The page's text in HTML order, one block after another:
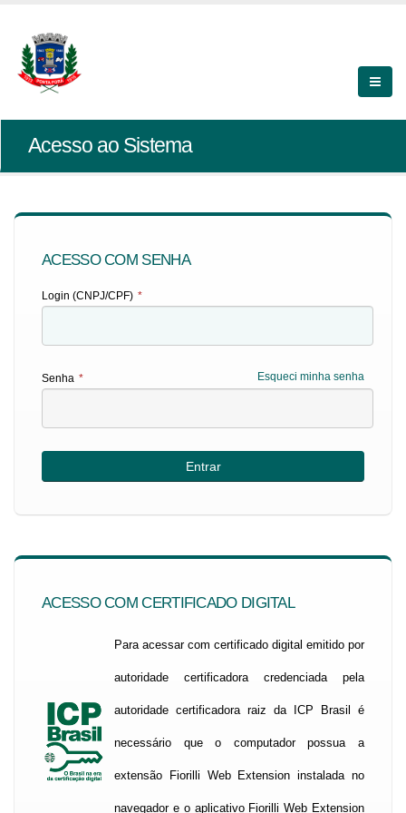
Acesso ao Sistema
ACESSO COM SENHA
Login (CNPJ/CPF) *
Esqueci minha senha
Senha *
ACESSO COM CERTIFICADO DIGITAL
Para acessar com certificado digital emitido por
autoridade certificadora credenciada pela
autoridade certificadora raiz da ICP Brasil é
necessário que o computador possua a
extensão Fiorilli Web Extension instalada no
navegador e o aplicativo Fiorilli Web Extension